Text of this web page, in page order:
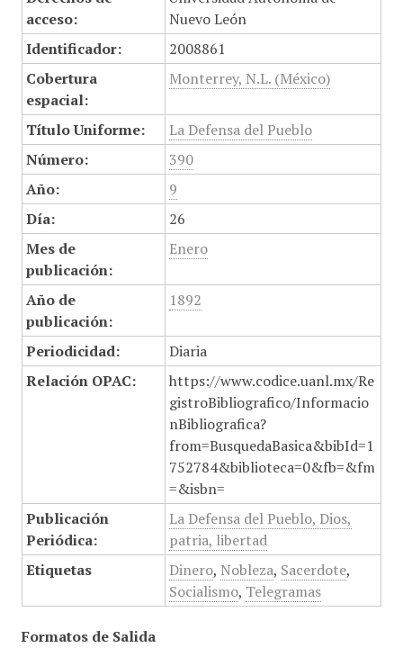
acceso:
Nuevo León
Identificador:
2008861
Cobertura
espacial:
Monterrey, N.L. (México)
Título Uniforme:
La Defensa del Pueblo
Número:
390
Año:
9
Día:
26
Mes de
publicación:
Enero
Año de
publicación:
1892
Periodicidad:
Diaria
Relación OPAC:
https://www.codice.uanl.mx/Re
gistroBibliografico/Informacio
nBibliografica?
from=BusquedaBasica&bibId=1
752784&biblioteca=0&fb=&fm
=&isbn=
Publicación
Periódica:
La Defensa del Pueblo, Dios,
patria, libertad
Etiquetas
Dinero, Nobleza, Sacerdote,
Socialismo, Telegramas
Formatos de Salida